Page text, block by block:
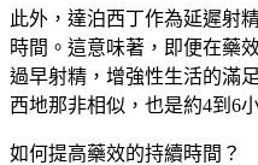
此外，達泊西丁作為延遲射
時間。這意味著，即便在藥
過早射精，增強性生活的滿
西地那非相似，也是約4到6
如何提高藥效的持續時間？